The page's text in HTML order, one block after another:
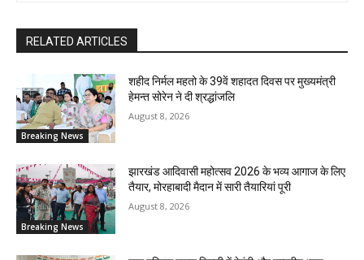
RELATED ARTICLES
Breaking News
शहीद निर्मल महतो के 39वें शहादत दिवस पर मुख्यमंत्री
हेमन्त सोरेन ने दी श्रद्धांजलि
August 8, 2026
Breaking News
झारखंड आदिवासी महोत्सव 2026 के भव्य आगाज के लिए
तैयार, मोरहाबादी मैदान में सारी तैयारियां पूरी
August 8, 2026